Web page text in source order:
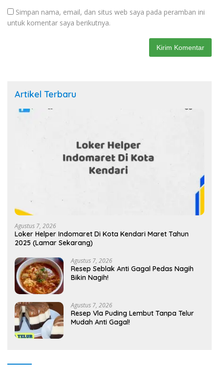
Simpan nama, email, dan situs web saya pada peramban ini
untuk komentar saya berikutnya.
Artikel Terbaru
Agustus 7, 2026
Loker Helper Indomaret Di Kota Kendari Maret Tahun
2025 (Lamar Sekarang)
Agustus 7, 2026
Resep Seblak Anti Gagal Pedas Nagih
Bikin Nagih!
Agustus 7, 2026
Resep Vla Puding Lembut Tanpa Telur
Mudah Anti Gagal!